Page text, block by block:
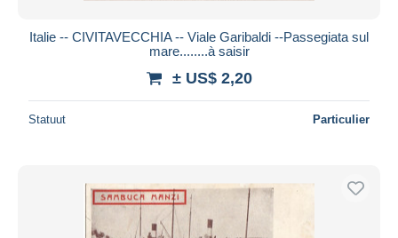
Italie -- CIVITAVECCHIA -- Viale Garibaldi --Passegiata sul
mare........à saisir
± US$ 2,20
Statuut Particulier